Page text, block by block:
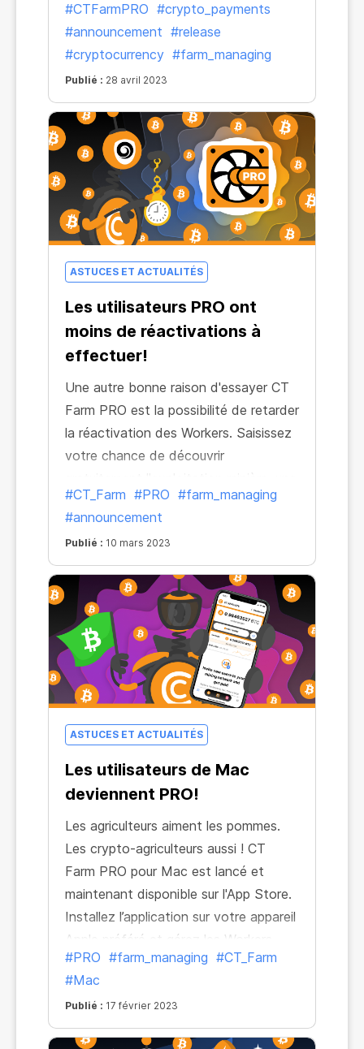
avec quatre crypto-monnaies plus
populaires.
#CTFarmPRO #crypto_payments
#announcement #release
#cryptocurrency #farm_managing
Publié : 28 avril 2023
ASTUCES ET ACTUALITÉS
Les utilisateurs PRO ont
moins de réactivations à
effectuer!
Une autre bonne raison d'essayer CT
Farm PRO est la possibilité de retarder
la réactivation des Workers. Saisissez
votre chance de découvrir
gratuitement l'exploitation minière, une
chance qui vous fera gagner du temps
!
#CT_Farm #PRO #farm_managing
#announcement
Publié : 10 mars 2023
ASTUCES ET ACTUALITÉS
Les utilisateurs de Mac
deviennent PRO!
Les agriculteurs aiment les pommes.
Les crypto-agriculteurs aussi ! CT
Farm PRO pour Mac est lancé et
maintenant disponible sur l'App Store.
Installez l’application sur votre appareil
Apple préféré et gérez les Workers,
faites des achats et retirez vos gains
sans limites.
#PRO #farm_managing #CT_Farm
#Mac
Publié : 17 février 2023